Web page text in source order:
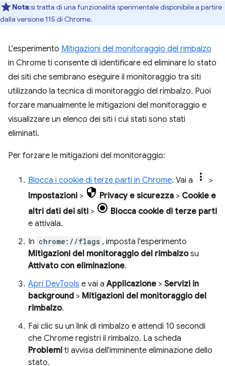
Nota:si tratta di una funzionalità sperimentale disponibile a partire
dalla versione 115 di Chrome.
L'esperimento Mitigazioni del monitoraggio del rimbalzo
in Chrome ti consente di identificare ed eliminare lo stato
dei siti che sembrano eseguire il monitoraggio tra siti
utilizzando la tecnica di monitoraggio del rimbalzo. Puoi
forzare manualmente le mitigazioni del monitoraggio e
visualizzare un elenco dei siti i cui stati sono stati
eliminati.
Per forzare le mitigazioni del monitoraggio:
Blocca i cookie di terze parti in Chrome. Vai a
>
Impostazioni > Privacy e sicurezza > Cookie e
altri dati dei siti >
Blocca cookie di terze parti
e attivala.
In chrome://flags , imposta l'esperimento
Mitigazioni del monitoraggio del rimbalzosu
Attivato con eliminazione.
Apri DevTools e vai aApplicazione > Servizi in
background > Mitigazioni del monitoraggio del
rimbalzo.
Fai clic su un link di rimbalzo e attendi 10 secondi
che Chrome registri il rimbalzo. La scheda
Problemi ti avvisa dell'imminente eliminazione dello
stato.